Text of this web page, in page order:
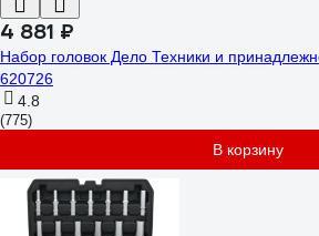
4 881 ₽
Набор головок Дело Техники и
620726
4.8
(775)
В корзину